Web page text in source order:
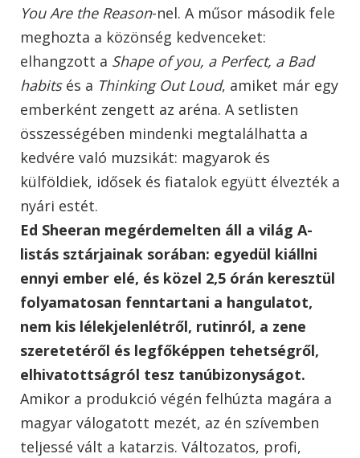
You Are the Reason-nel. A műsor második fele
meghozta a közönség kedvenceket:
elhangzott a Shape of you, a Perfect, a Bad
habitsés a Thinking Out Loud, amiket már egy
emberként zengett az aréna. A setlisten
összességében mindenki megtalálhatta a
kedvére való muzsikát: magyarok és
külföldiek, idősek és fiatalok együtt élvezték a
nyári estét.
Ed Sheeran megérdemelten áll a világ A-
listás sztárjainak sorában: egyedül kiállni
ennyi ember elé, és közel 2,5 órán keresztül
folyamatosan fenntartani a hangulatot,
nem kis lélekjelenlétről, rutinról, a zene
szeretetéről és legfőképpen tehetségről,
elhivatottságról tesz tanúbizonyságot.
Amikor a produkció végén felhúzta magára a
magyar válogatott mezét, az én szívemben
teljessé vált a katarzis. Változatos, profi,